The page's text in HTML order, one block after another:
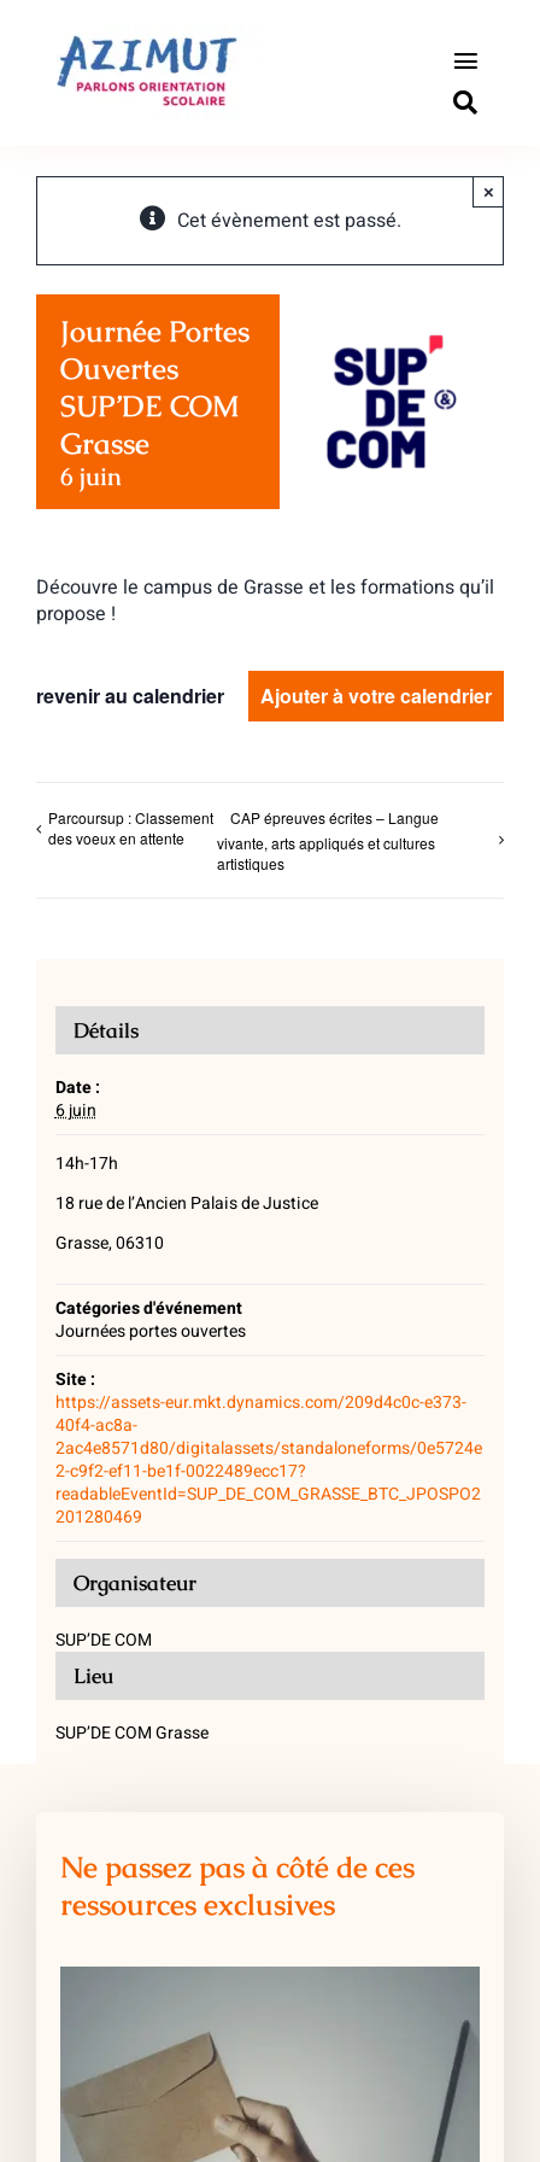
contenu
Toggle
Outils
Cet évènement est passé.
×
Journée Portes
Ouvertes
SUP’DE COM
Grasse
6 juin
Découvre le campus de Grasse et les formations qu’il
propose !
revenir au calendrier Ajouter à votre calendrier
Parcoursup : Classement
des voeux en attente
CAP épreuves écrites – Langue
vivante, arts appliqués et cultures
artistiques
Détails
Date :
6 juin
14h-17h
18 rue de l’Ancien Palais de Justice
Grasse, 06310
Catégories d'événement
Journées portes ouvertes
Site :
https://assets-eur.mkt.dynamics.com/209d4c0c-e373-
40f4-ac8a-
2ac4e8571d80/digitalassets/standaloneforms/0e5724e
2-c9f2-ef11-be1f-0022489ecc17?
readableEventId=SUP_DE_COM_GRASSE_BTC_JPOSPO2
201280469
Lieu
SUP’DE COM Grasse
Organisateur
SUP’DE COM
Ne passez pas à côté de ces
ressources exclusives